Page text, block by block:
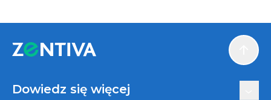
Dowiedz się więcej